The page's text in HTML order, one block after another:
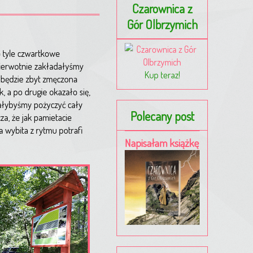
tyle czwartkowe
zakładałyśmy
zbyt zmęczona
a po drugie okazało się,
pożyczyć cały
że jak pamietacie
wybita z rytmu potrafi
Czarownica z
Gór Olbrzymich
Kup teraz!
Polecany post
Napisałam książkę